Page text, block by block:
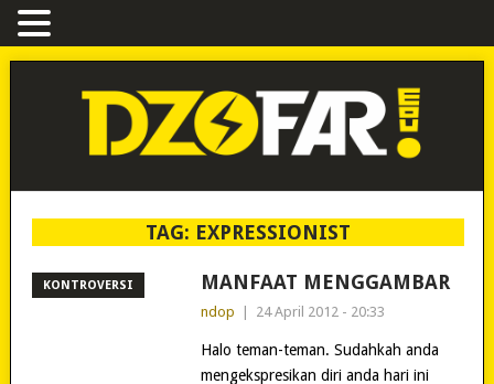
TAG: EXPRESSIONIST
KONTROVERSI MANFAAT MENGGAMBAR
ndop 24 April 2012 - 20:33
Halo teman-teman. Sudahkah anda
mengekspresikan diri anda hari ini